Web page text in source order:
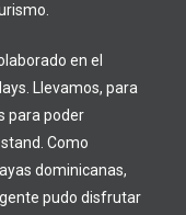
en el
Llevamos, para
para poder
Como
dominicanas,
pudo disfrutar